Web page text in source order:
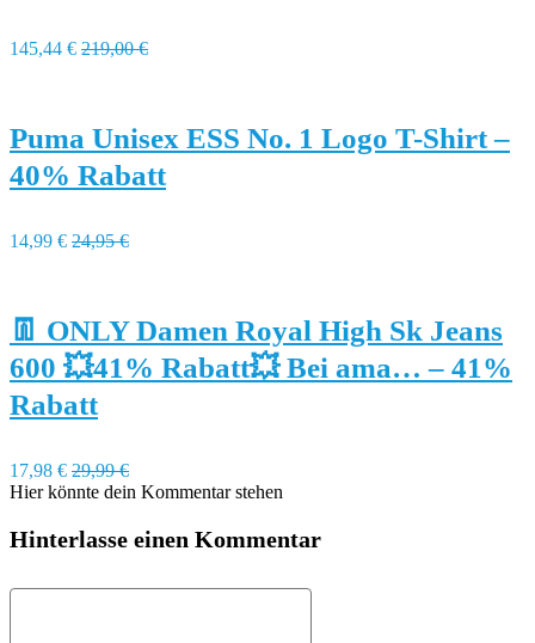
145,44 € 219,00 €
Puma Unisex ESS No. 1 Logo T-Shirt –
40% Rabatt
14,99 € 24,95 €
👖 ONLY Damen Royal High Sk Jeans
600 💥41% Rabatt💥 Bei ama… – 41%
Rabatt
17,98 € 29,99 €
Hier könnte dein Kommentar stehen
Hinterlasse einen Kommentar